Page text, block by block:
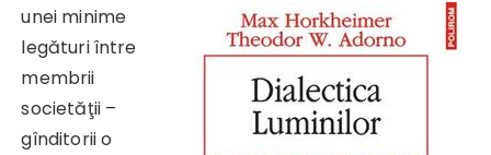
unei minime
legături între
membrii
societăţii –
gînditorii o